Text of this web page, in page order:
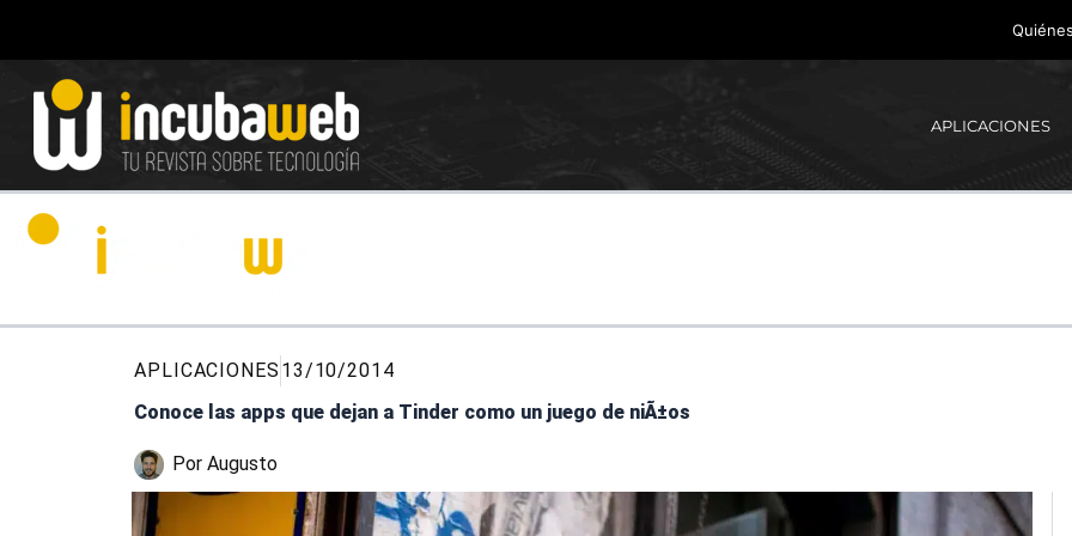
contenido
APLICACIONES
APLICACIONES 13/10/2014
Conoce las apps que dejan a Tinder como un juego de niÃ±os
Por Augusto